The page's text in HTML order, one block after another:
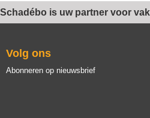
Schadébo is uw partner voor
Volg ons
Abonneren op nieuwsbrief